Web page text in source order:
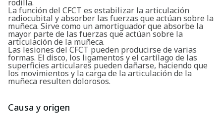
rodilla.
La función del CFCT es estabilizar la articulación
radiocubital y absorber las fuerzas que actúan sobre la
muñeca. Sirve como un amortiguador que absorbe la
mayor parte de las fuerzas que actúan sobre la
articulación de la muñeca.
Las lesiones del CFCT pueden producirse de varias
formas. El disco, los ligamentos y el cartílago de las
superficies articulares pueden dañarse, haciendo que
los movimientos y la carga de la articulación de la
muñeca resulten dolorosos.
Causa y origen